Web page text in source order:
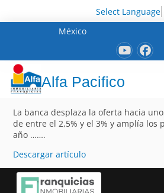
Select Language
México
Alfa Pacifico
La banca desplaza la oferta hacia
de entre el 2,5% y el 3% y amplía los
año …….
Descargar artículo